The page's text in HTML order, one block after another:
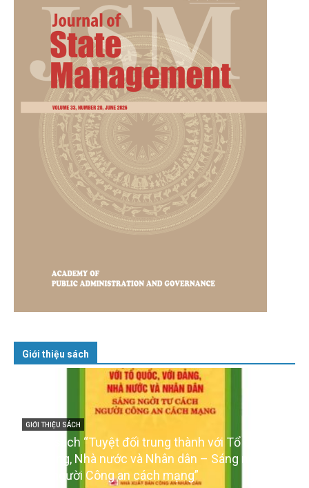
Giới thiệu sách
GIỚI THIỆU SÁCH
Cuốn sách “Tuyệt đối trung thành với Tổ quốc,
với Đảng, Nhà nước và Nhân dân – Sáng ngời tư
cách người Công an cách mạng”